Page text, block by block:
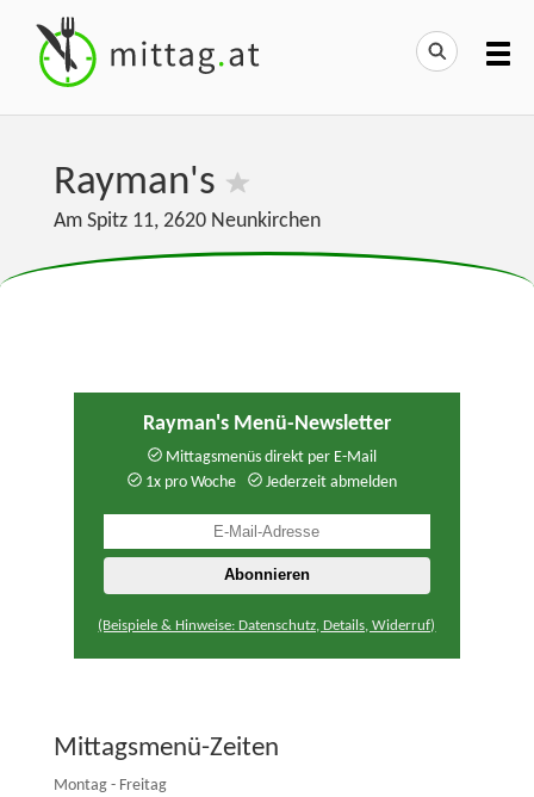
Rayman's
Am Spitz 11, 2620 Neunkirchen
Rayman's Menü-Newsletter
Mittagsmenüs direkt per E-Mail
1x pro Woche
Jederzeit abmelden
(Beispiele & Hinweise: Datenschutz, Details, Widerruf)
Mittagsmenü-Zeiten
Montag - Freitag